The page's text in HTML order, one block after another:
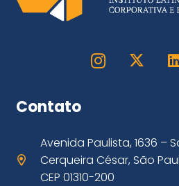
Contato
Avenida Paulista, 1636 –
Cerqueira César, São
CEP 01310-200